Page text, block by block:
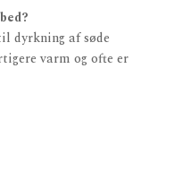
dyrkning af søde
varm og ofte er